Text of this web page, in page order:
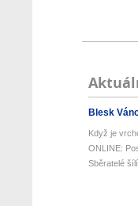
Blesk
Když je
ONLINE:
Sběratelé